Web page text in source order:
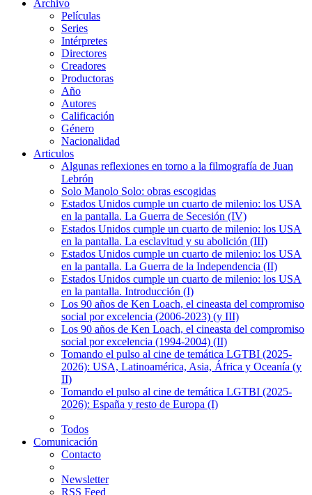
Archivo
Películas
Series
Intérpretes
Directores
Creadores
Productoras
Año
Autores
Calificación
Género
Nacionalidad
Articulos
Algunas reflexiones en torno a la filmografía de Juan
Lebrón
Solo Manolo Solo: obras escogidas
Estados Unidos cumple un cuarto de milenio: los USA
en la pantalla. La Guerra de Secesión (IV)
Estados Unidos cumple un cuarto de milenio: los USA
en la pantalla. La esclavitud y su abolición (III)
Estados Unidos cumple un cuarto de milenio: los USA
en la pantalla. La Guerra de la Independencia (II)
Estados Unidos cumple un cuarto de milenio: los USA
en la pantalla. Introducción (I)
Los 90 años de Ken Loach, el cineasta del compromiso
social por excelencia (2006-2023) (y III)
Los 90 años de Ken Loach, el cineasta del compromiso
social por excelencia (1994-2004) (II)
Tomando el pulso al cine de temática LGTBI (2025-
2026): USA, Latinoamérica, Asia, África y Oceanía (y
II)
Tomando el pulso al cine de temática LGTBI (2025-
2026): España y resto de Europa (I)
Todos
Comunicación
Contacto
Newsletter
RSS Feed